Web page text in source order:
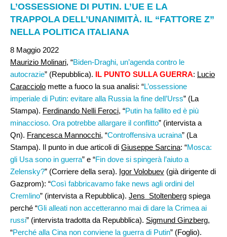
L’OSSESSIONE DI PUTIN. L’UE E LA
TRAPPOLA DELL’UNANIMITÀ. IL “FATTORE Z”
NELLA POLITICA ITALIANA
8 Maggio 2022
Maurizio Molinari, “Biden-Draghi, un’agenda contro le
autocrazie” (Repubblica). IL PUNTO SULLA GUERRA: Lucio
Caracciolo mette a fuoco la sua analisi: “L’ossessione
imperiale di Putin: evitare alla Russia la fine dell’Urss” (La
Stampa). Ferdinando Nelli Feroci, “Putin ha fallito ed è più
minaccioso. Ora potrebbe allargare il conflitto” (intervista a
Qn). Francesca Mannocchi, “Controffensiva ucraina” (La
Stampa). Il punto in due articoli di Giuseppe Sarcina: “Mosca:
gli Usa sono in guerra” e “Fin dove si spingerà l’aiuto a
Zelensky?” (Corriere della sera). Igor Volobuev (già dirigente di
Gazprom): “Così fabbricavamo fake news agli ordini del
Cremlino” (intervista a Repubblica). Jens Stoltenberg spiega
perché “Gli alleati non accetteranno mai di dare la Crimea ai
russi” (intervista tradotta da Repubblica). Sigmund Ginzberg,
“Perché alla Cina non conviene la guerra di Putin” (Foglio).